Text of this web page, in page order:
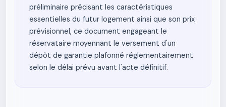
préliminaire précisant les caractéristiques
essentielles du futur logement ainsi que son prix
prévisionnel, ce document engageant le
réservataire moyennant le versement d'un
dépôt de garantie plafonné réglementairement
selon le délai prévu avant l'acte définitif.